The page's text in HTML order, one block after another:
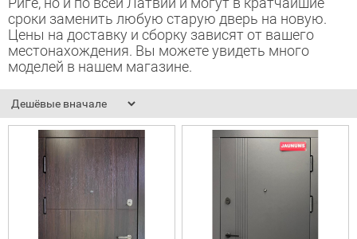
Риге, но и по всей Латвии и могут в кратчайшие
сроки заменить любую старую дверь на новую.
Цены на доставку и сборку зависят от вашего
местонахождения. Вы можете увидеть много
моделей в нашем магазине.
двери
двери (дверь-книжка)